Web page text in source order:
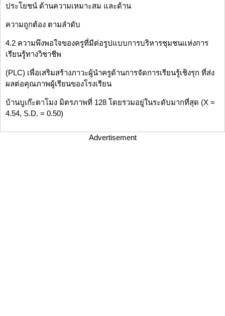
ประโยชน์ ด้านความเหมาะสม และด้าน
ความถูกต้อง ตามลำดับ
4.2 ความพึงพอใจของครูที่มีต่อรูปแบบการบริหารชุมชนแห่งการ
เรียนรู้ทางวิชาชีพ
(PLC) เพื่อเสริมสร้างภาวะผู้นำครูด้านการจัดการเรียนรู้เชิงรุก ที่ส่ง
ผลต่อคุณภาพผู้เรียนของโรงเรียน
บ้านบูเก๊ะตาโมง มิตรภาพที่ 128 โดยรวมอยู่ในระดับมากที่สุด (X =
4.54, S.D. = 0.50)
Advertisement